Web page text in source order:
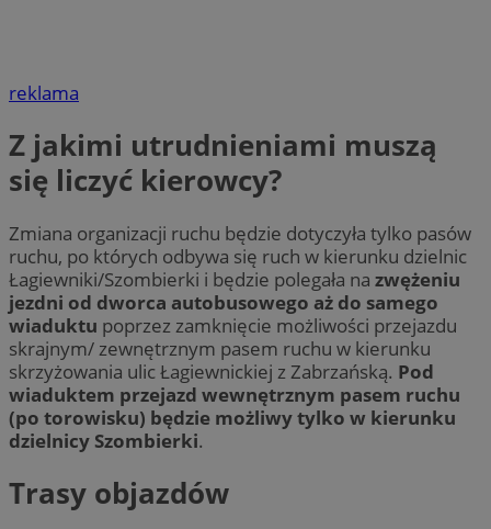
reklama
Z jakimi utrudnieniami muszą
się liczyć kierowcy?
Zmiana organizacji ruchu będzie dotyczyła tylko pasów
ruchu, po których odbywa się ruch w kierunku dzielnic
Łagiewniki/Szombierki i będzie polegała na zwężeniu
jezdni od dworca autobusowego aż do samego
wiaduktu poprzez zamknięcie możliwości przejazdu
skrajnym/ zewnętrznym pasem ruchu w kierunku
skrzyżowania ulic Łagiewnickiej z Zabrzańską. Pod
wiaduktem przejazd wewnętrznym pasem ruchu
(po torowisku) będzie możliwy tylko w kierunku
dzielnicy Szombierki.
Trasy objazdów